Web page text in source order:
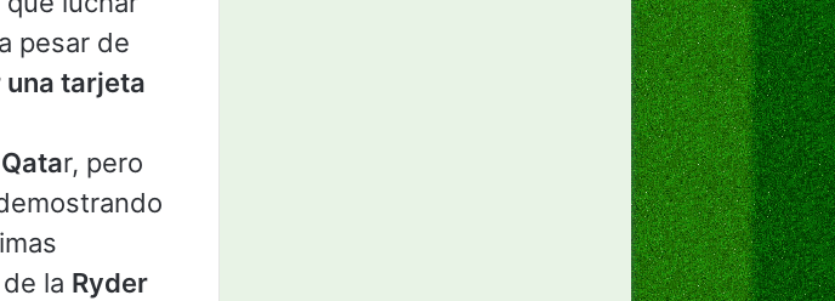
pesar de
una tarjeta
r, pero
la Ryder